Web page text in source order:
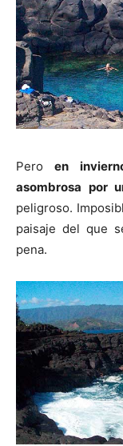
Peroen
asombrosa por
peligroso.
paisaje del que
pena.